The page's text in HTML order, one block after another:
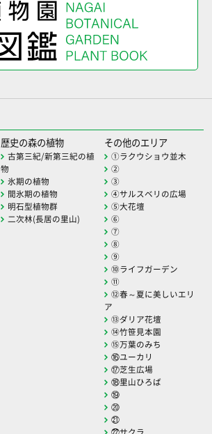
歴史の森の植物
古第三紀/新第三紀の植
物
氷期の植物
間氷期の植物
明石型植物群
二次林(長居の里山)
その他のエリア
①ラクウショウ並木
②
③
④サルスベリの広場
⑤大花壇
⑥
⑦
⑧
⑨
⑩ライフガーデン
⑪
⑫春～夏に美しいエリ
ア
⑬ダリア花壇
⑭竹笹見本園
⑮万葉のみち
⑯ユーカリ
⑰芝生広場
⑱里山ひろば
⑲
⑳
㉑